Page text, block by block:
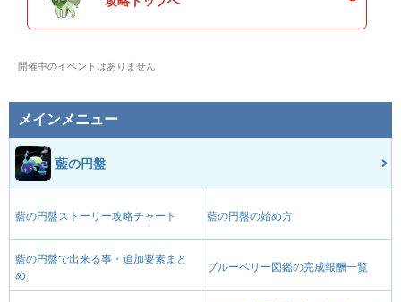
開催中のイベントはありません
メインメニュー
藍の円盤
藍の円盤ストーリー攻略チャート 藍の円盤の始め方
藍の円盤で出来る事・追加要素まと
め
ブルーベリー図鑑の完成報酬一覧